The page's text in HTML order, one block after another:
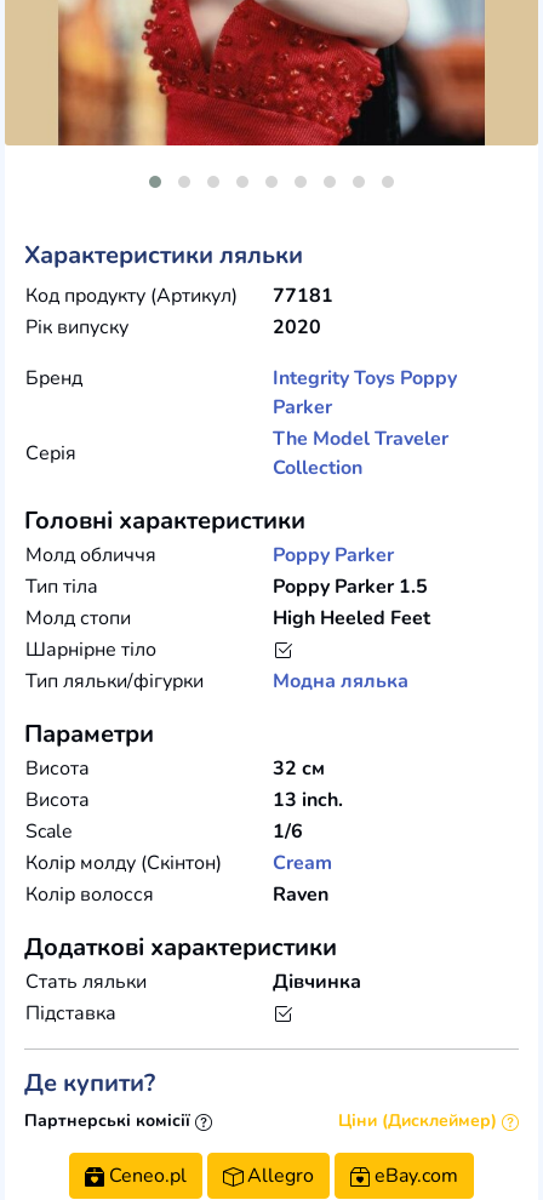
Характеристики ляльки
Код продукту (Артикул)
77181
Рік випуску
2020
Бренд
Integrity Toys Poppy
Parker
Серія
The Model Traveler
Collection
Головні характеристики
Молд обличчя
Poppy Parker
Тип тіла
Poppy Parker 1.5
Молд стопи
High Heeled Feet
Шарнірне тіло
Тип ляльки/фігурки
Модна лялька
Параметри
Висота
32 см
Висота
13 inch.
Scale
1/6
Колір молду (Скінтон)
Cream
Колір волосся
Raven
Додаткові характеристики
Стать ляльки
Дівчинка
Підставка
Де купити?
Партнерські комісії Ціни (Дисклеймер)
Ceneo.pl Allegro eBay.com